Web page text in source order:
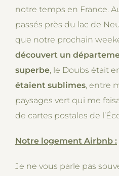
notre temps en France.
passés près du lac de
que notre prochain
découvert un
superbe, le Doubs était
étaient sublimes, entre
paysages vert qui me
de cartes postales de
Notre logement Airbnb :
Je ne vous parle pas